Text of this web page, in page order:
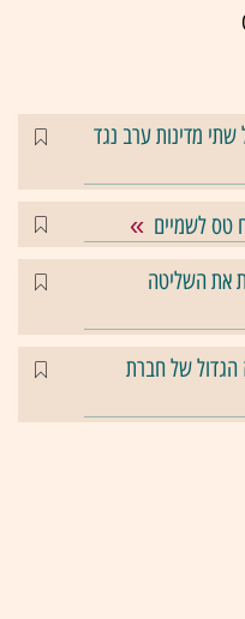
מדינות ערב נגד
טס לשמיים
את השליטה
המכרז הגדול של חברת